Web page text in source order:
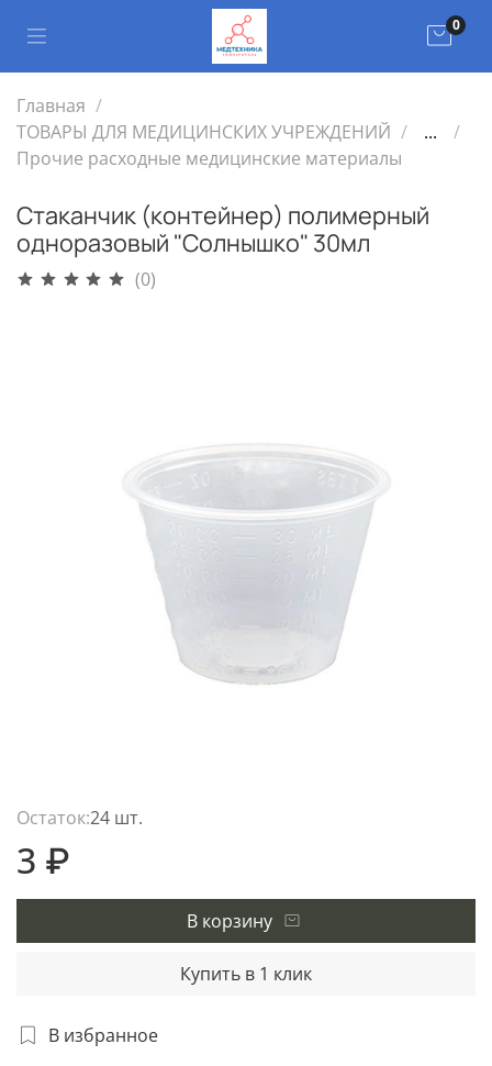
0
Главная
ТОВАРЫ ДЛЯ МЕДИЦИНСКИХ УЧРЕЖДЕНИЙ
...
Прочие расходные медицинские материалы
Стаканчик (контейнер) полимерный
одноразовый "Солнышко" 30мл
(0)
В избранное
Остаток:24 шт.
3 ₽
В корзину
Купить в 1 клик